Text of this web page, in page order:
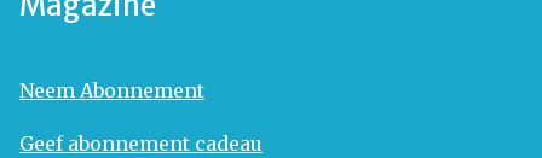
Neem Abonnement
Geef abonnement cadeau